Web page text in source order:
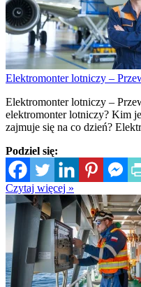
Elektromonter lotniczy –
Elektromonter lotniczy –
elektromonter lotniczy? Kim
zajmuje się na co dzień?
Podziel się:
Czytaj więcej »